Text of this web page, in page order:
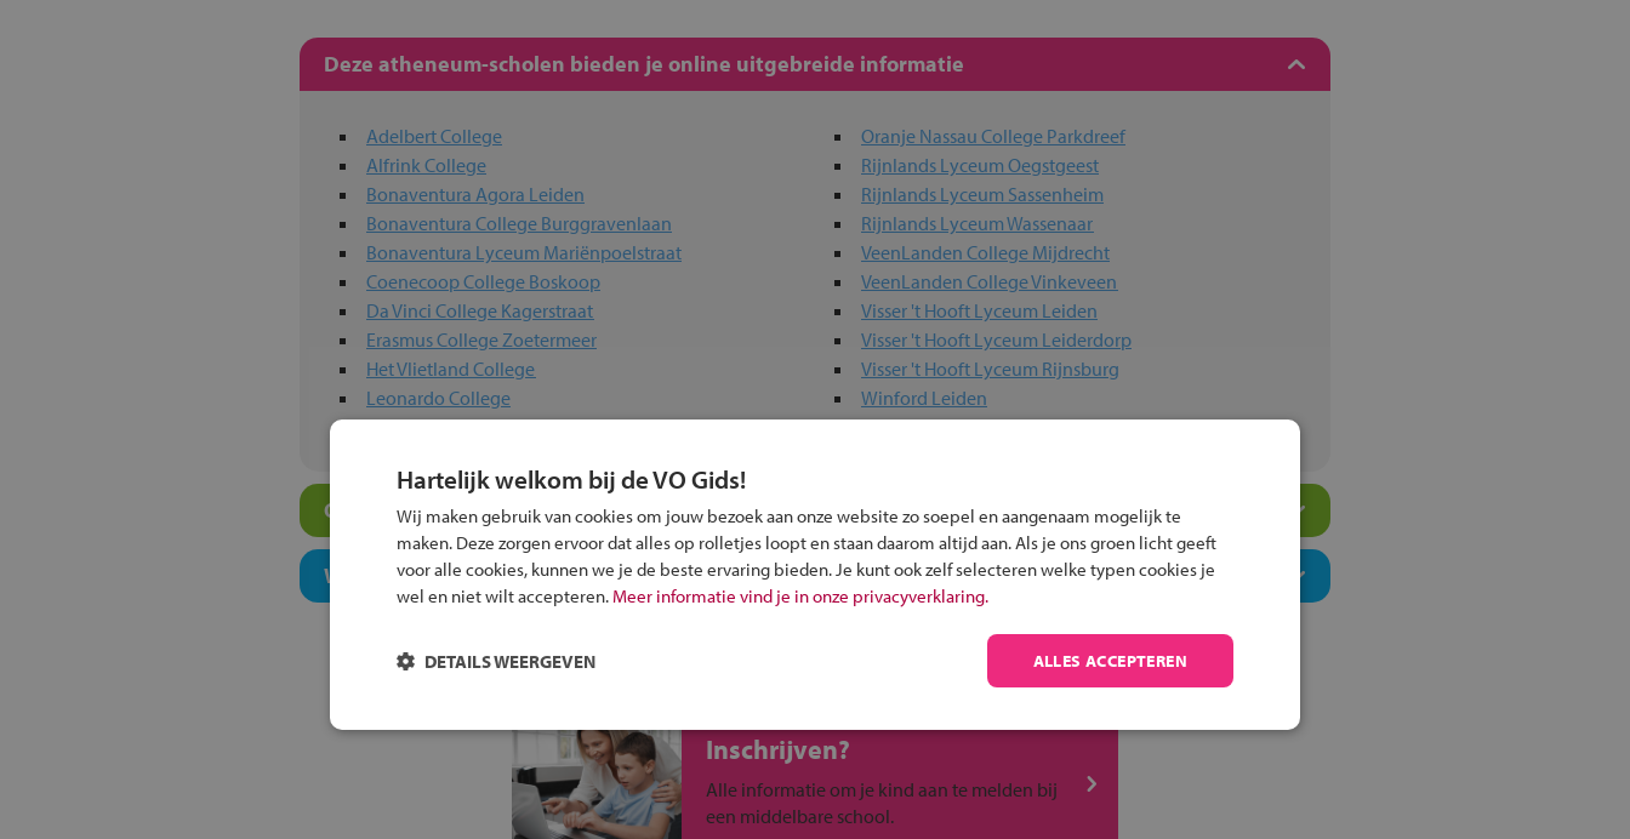
Deze atheneum-scholen bieden je online uitgebreide informatie
Adelbert College
Alfrink College
Bonaventura Agora Leiden
Bonaventura College Burggravenlaan
Bonaventura Lyceum Mariënpoelstraat
Coenecoop College Boskoop
Da Vinci College Kagerstraat
Erasmus College Zoetermeer
Het Vlietland College
Leonardo College
Marecollege
Oranje Nassau College Parkdreef
Rijnlands Lyceum Oegstgeest
Rijnlands Lyceum Sassenheim
Rijnlands Lyceum Wassenaar
VeenLanden College Mijdrecht
VeenLanden College Vinkeveen
Visser 't Hooft Lyceum Leiden
Visser 't Hooft Lyceum Leiderdorp
Visser 't Hooft Lyceum Rijnsburg
Winford Leiden
Overige atheneum-scholen in jouw regio
Welk onderwijsconcept past bij jou?
Inschrijven?
Alle informatie om je kind aan te melden bij
een middelbare school.
Hartelijk welkom bij de VO Gids!
Wij maken gebruik van cookies om jouw bezoek aan onze website zo soepel en aangenaam mogelijk te
maken. Deze zorgen ervoor dat alles op rolletjes loopt en staan daarom altijd aan. Als je ons groen licht geeft
voor alle cookies, kunnen we je de beste ervaring bieden. Je kunt ook zelf selecteren welke typen cookies je
wel en niet wilt accepteren. Meer informatie vind je in onze privacyverklaring.
ALLES ACCEPTEREN
DETAILS WEERGEVEN